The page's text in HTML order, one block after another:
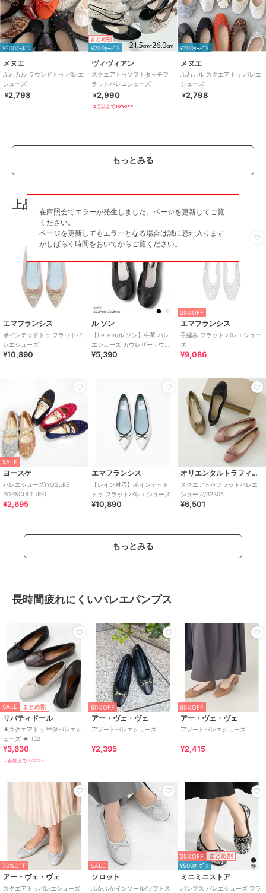
ラチナ、ブラックドット1、アイ
ボリーコンビ
サイズ 10サイズ展開
素材
エナメル素材(××E)
スエード素材(××S）
グリッター素材(GDG)
型押しPU素材(SVLZ、PY）
合成皮革(××PU）
シューズ
アトゥ
バレエシューズ
スエード(フェイク含む)/無地/
アニマル柄/2.5cm未満 /
原産国
¥200ｸｰﾎﾟﾝ
メヌエ
ふわカル ラウンドトゥ バレエ
シューズ
¥2,798
まとめ割
¥200ｸｰﾎﾟﾝ
ヴィヴィアン
スクエアトゥソフトタッチフ
ラットバレエシューズ
¥2,990
2点以上で10%OFF
¥200ｸｰﾎﾟﾝ
メヌエ
ふわカル スクエアトゥ バレエ
シューズ
¥2,798
もっとみる
上品な風格が漂うバレエシューズ
エマフランシス
ポインテッドトゥ フラットバ
レエシューズ
¥10,890
ル ソン
【Le son/ル ソン】牛革 バレ
エシューズ カウレザーラウン
ドトゥプレーンリボンバレエ
¥5,390
30%OFF
エマフランシス
手編み フラット バレエシュー
ズ
¥9,086
SALE
ヨースケ
バレエシューズ(YOSUKE
POP&CULTURE)
¥2,695
エマフランシス
【レイン対応】ポインテッド
トゥ フラットバレエシューズ
¥10,890
オリエンタルトラフィック
スクエアトゥフラットバレエ
シューズ/32306
¥6,501
もっとみる
長時間疲れにくいバレエパンプス
SALE まとめ割
リバティドール
★スクエアトゥ 甲深バレエシ
ューズ ★1132
¥3,630
2点以上で10%OFF
60%OFF
アー・ヴェ・ヴェ
アソートバレエシューズ
¥2,395
60%OFF
アー・ヴェ・ヴェ
アソートバレエシューズ
¥2,415
70%OFF
アー・ヴェ・ヴェ
スクエアトゥバレエシューズ
SALE
ソロット
ふかふかインソール/ソフトス
35%OFF まとめ割
¥500ｸｰﾎﾟﾝ
ミニミニストア
パンプス バレエシューズ フラ
在庫照会でエラーが発生しました。ページを更新してご覧
ください。
ページを更新してもエラーとなる場合は誠に恐れ入ります
がしばらく時間をおいてからご覧ください。